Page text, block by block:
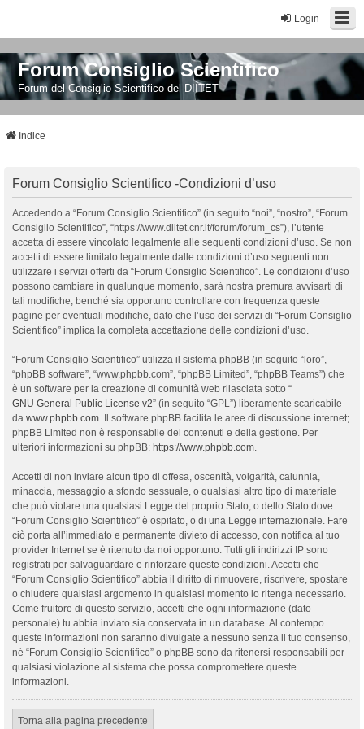
Login
Forum Consiglio Scientifico
Forum del Consiglio Scientifico del DIITET
Indice
Forum Consiglio Scientifico -Condizioni d’uso
Accedendo a “Forum Consiglio Scientifico” (in seguito “noi”, “nostro”, “Forum
Consiglio Scientifico”, “https://www.diitet.cnr.it/forum/forum_cs”), l’utente
accetta di essere vincolato legalmente alle seguenti condizioni d’uso. Se non
accetti di essere limitato legalmente dalle condizioni d’uso seguenti non
utilizzare i servizi offerti da “Forum Consiglio Scientifico”. Le condizioni d’uso
possono cambiare in qualunque momento, sarà nostra premura avvisarti di
tali modifiche, benché sia opportuno controllare con frequenza queste
pagine per eventuali modifiche, dato che l’uso dei servizi di “Forum Consiglio
Scientifico” implica la completa accettazione delle condizioni d’uso.
“Forum Consiglio Scientifico” utilizza il sistema phpBB (in seguito “loro”,
“phpBB software”, “www.phpbb.com”, “phpBB Limited”, “phpBB Teams”) che
è un software per la creazione di comunità web rilasciata sotto “
GNU General Public License v2” (in seguito “GPL”) liberamente scaricabile
da www.phpbb.com. Il software phpBB facilita le aree di discussione internet;
phpBB Limited non è responsabile dei contenuti e della gestione. Per
ulteriori informazioni su phpBB: https://www.phpbb.com.
Accetti di non inviare alcun tipo di offesa, oscenità, volgarità, calunnia,
minaccia, messaggio a sfondo sessuale, o qualsiasi altro tipo di materiale
che può violare una qualsiasi Legge del proprio Stato, o dello Stato dove
“Forum Consiglio Scientifico” è ospitato, o di una Legge internazionale. Fare
ciò porta all’immediato e permanente divieto di accesso, con notifica al tuo
provider Internet se è ritenuto da noi opportuno. Tutti gli indirizzi IP sono
registrati per salvaguardare e rinforzare queste condizioni. Accetti che
“Forum Consiglio Scientifico” abbia il diritto di rimuovere, riscrivere, spostare
o chiudere qualsiasi argomento in qualsiasi momento lo ritenga necessario.
Come fruitore di questo servizio, accetti che ogni informazione (dato
personale) tu abbia inviato sia conservata in un database. Al contempo
queste informazioni non saranno divulgate a nessuno senza il tuo consenso,
né “Forum Consiglio Scientifico” o phpBB sono da ritenersi responsabili per
qualsiasi violazione al sistema che possa compromettere queste
informazioni.
Torna alla pagina precedente